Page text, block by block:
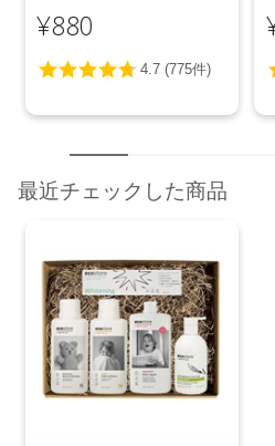
商品によっては、お届けまで１～
ますので予めご了承ください。
●パッケージはリニューアル等の
●パッケージのリニューアル等の
●予告なくパッケージ仕様が変更
トニング＞ 100g
¥880
最近チェックした商品